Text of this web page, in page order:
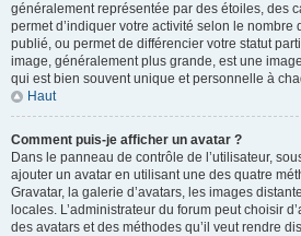
généralement représentée par des étoiles, des
permet d’indiquer votre activité selon le nombre
publié, ou permet de différencier votre statut
image, généralement plus grande, est une
qui est bien souvent unique et personnelle à
Haut
Comment puis-je afficher un avatar ?
Dans le panneau de contrôle de l’utilisateur,
ajouter un avatar en utilisant une des quatre
Gravatar, la galerie d’avatars, les images
locales. L’administrateur du forum peut choisir
des avatars et des méthodes qu’il veut rendre